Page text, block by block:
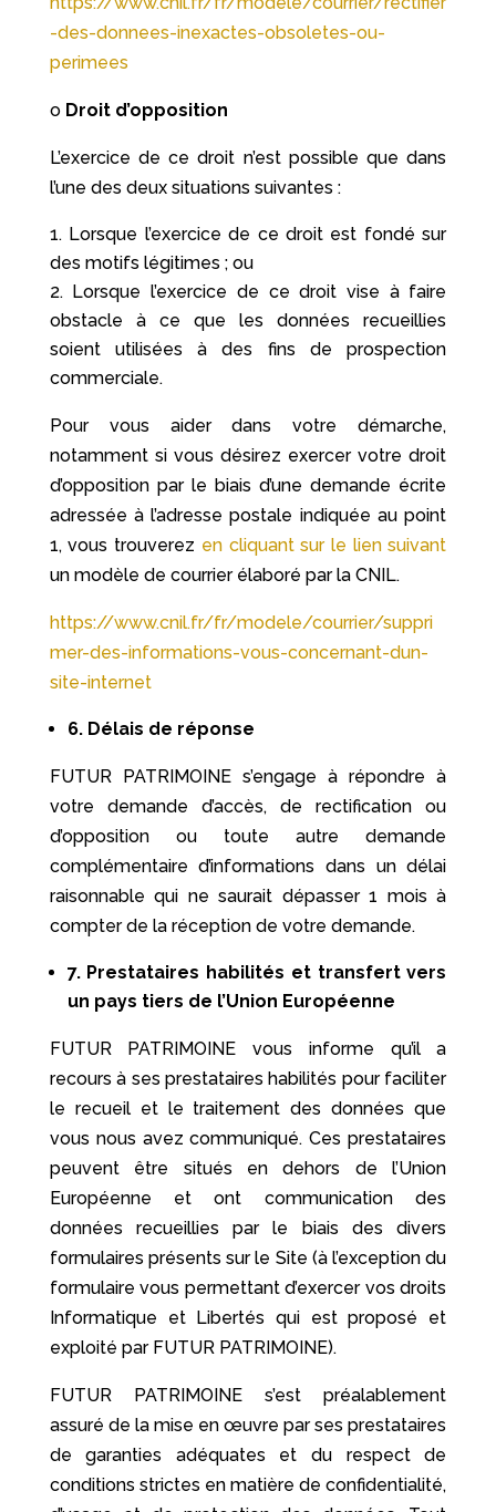
-des-donnees-inexactes-obsoletes-ou-
perimees
o Droit d’opposition
L’exercice de ce droit n’est possible que dans
l’une des deux situations suivantes :
Lorsque l’exercice de ce droit est fondé sur
des motifs légitimes ; ou
Lorsque l’exercice de ce droit vise à faire
obstacle à ce que les données recueillies
soient utilisées à des fins de prospection
commerciale.
Pour vous aider dans votre démarche,
notamment si vous désirez exercer votre droit
d’opposition par le biais d’une demande écrite
adressée à l’adresse postale indiquée au point
1, vous trouverez en cliquant sur le lien suivant
un modèle de courrier élaboré par la CNIL.
https://www.cnil.fr/fr/modele/courrier/suppri
mer-des-informations-vous-concernant-dun-
site-internet
6. Délais de réponse
FUTUR PATRIMOINE s’engage à répondre à
votre demande d’accès, de rectification ou
d’opposition ou toute autre demande
complémentaire d’informations dans un délai
raisonnable qui ne saurait dépasser 1 mois à
compter de la réception de votre demande.
7. Prestataires habilités et transfert vers
un pays tiers de l’Union Européenne
FUTUR PATRIMOINE vous informe qu’il a
recours à ses prestataires habilités pour faciliter
le recueil et le traitement des données que
vous nous avez communiqué. Ces prestataires
peuvent être situés en dehors de l’Union
Européenne et ont communication des
données recueillies par le biais des divers
formulaires présents sur le Site (à l’exception du
formulaire vous permettant d’exercer vos droits
Informatique et Libertés qui est proposé et
exploité par FUTUR PATRIMOINE).
FUTUR PATRIMOINE s’est préalablement
assuré de la mise en œuvre par ses prestataires
de garanties adéquates et du respect de
conditions strictes en matière de confidentialité,